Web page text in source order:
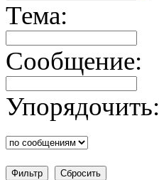
Тема:
Сообщение:
Упорядочить: